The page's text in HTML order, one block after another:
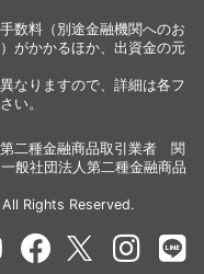
数料（別途金融機関へのお
がかかるほか、出資金の元
なりますので、詳細は各フ
い。
二種金融商品取引業者 関
般社団法人第二種金融商品
Rights Reserved.